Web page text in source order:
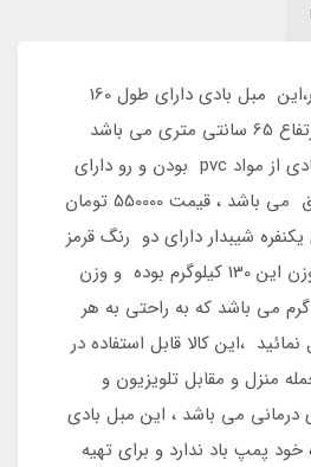
مبل بادی یکنفره شیبدار،این مبل بادی دارای طول 160
سانتی متر ،عرض 90 وارتفاع 65 سانتی متری می باشد
،جنس بدنه این مبل بادی از مواد pvc بودن و رو دارای
روکش مخمل ضد تعریق می باشد ، قیمت 550000 تومان
شیبدار دارای دو رنگ قرمز
و بنفش بوده و تحمل وزن این 130 کیلوگرم بوده و وزن
از 4 کیلو گرم می باشد که به راحتی به هر
،این کالا قابل استفاده در
منزل و مقابل تلویزیون و
می باشد ، این مبل بادی
خود پمپ باد ندارد و برای تهیه